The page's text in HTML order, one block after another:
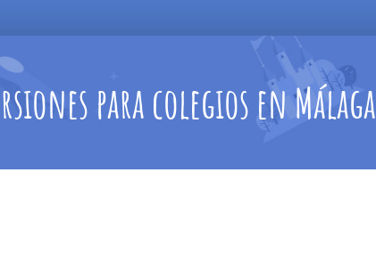
para colegios en Málaga